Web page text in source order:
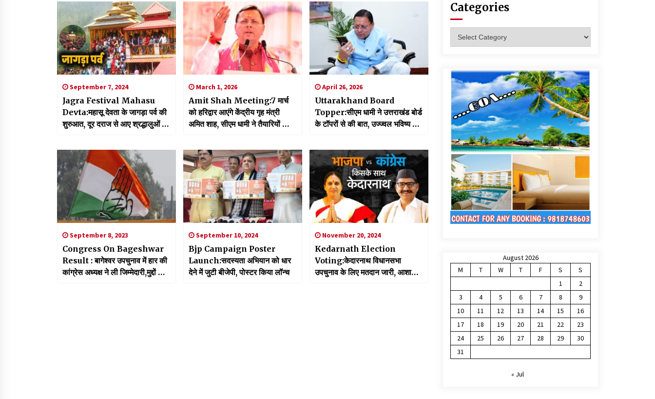
September 7, 2024
Jagra Festival Mahasu
Devta:महासू देवता के जागड़ा पर्व की
शुरुआत, दूर दराज से आए श्रद्धालुओं ने
March 1, 2026
Amit Shah Meeting:7 मार्च
को हरिद्वार आएंगे केंद्रीय गृह मंत्री
अमित शाह, सीएम धामी ने तैयारियों को
April 26, 2026
Uttarakhand Board
Topper:सीएम धामी ने उत्तराखंड बोर्ड
के टॉपरों से की बात, उज्ज्वल भविष्य की
September 8, 2023
Congress On Bageshwar
Result : बागेश्वर उपचुनाव में हार की
कांग्रेस अध्यक्ष ने ली जिम्मेदारी,मुद्दों की
September 10, 2024
Bjp Campaign Poster
Launch:सदस्यता अभियान को धार
देने में जुटी बीजेपी, पोस्टर किया लॉन्च
November 20, 2024
Kedarnath Election
Voting:केदारनाथ विधानसभा
उपचुनाव के लिए मतदान जारी, आशा
Categories
August 2026
M
T W T F S
S
1
2
3
4 5 6 7 8
9
10
11 12 13 14 15
16
17
18 19 20 21 22
23
24
25 26 27 28 29
30
31
« Jul